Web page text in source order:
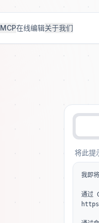
MCP在线编辑关于我们
将此提
我即
通过